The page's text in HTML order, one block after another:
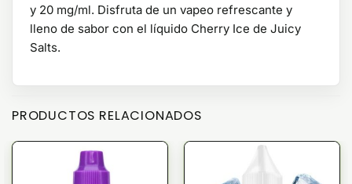
y 20 mg/ml. Disfruta de un vapeo refrescante y
lleno de sabor con el líquido Cherry Ice de Juicy
Salts.
PRODUCTOS RELACIONADOS